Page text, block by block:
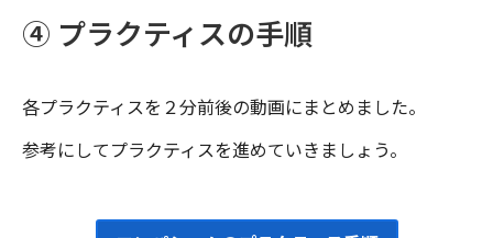
④ プラクティスの手順
各プラクティスを２分前後の動画にまとめました。
参考にしてプラクティスを進めていきましょう。